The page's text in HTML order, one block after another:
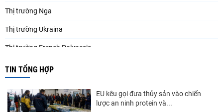
Thị trường Nga
Thị trường Ukraina
Thị trường French Polynesia
Thị trường Trung Quốc
Thị trường New Zealand
TIN TỔNG HỢP
EU kêu gọi đưa thủy sản vào chiến
lược an ninh protein và...